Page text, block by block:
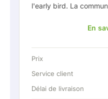
l'early bird. La
en tant que client.
partagée. Après avoir
m'a même proposé
fixe pour pouvoir
super, évidemment.
En
Prix
Service client
Délai de livraison